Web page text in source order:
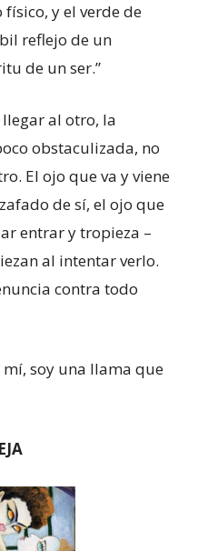
y el verde de
reflejo de un
de un ser.”
al otro, la
obstaculizada, no
El ojo que va y viene
de sí, el ojo que
entrar y tropieza –
al intentar verlo.
contra todo
mí, soy una llama que